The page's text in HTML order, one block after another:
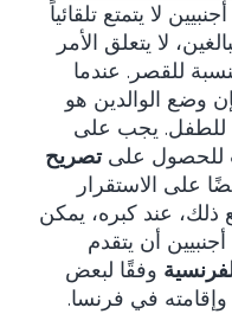
لا يتمتع تلقائياً
لا يتعلق الأمر
للقصر. عندما
وضع الوالدين هو
للطفل. يجب على
للحصول علىتصريح
على الاستقرار
ذلك، عند كبره، يمكن
أن يتقدم
وفقًا لبعض
وإقامته في فرنسا.